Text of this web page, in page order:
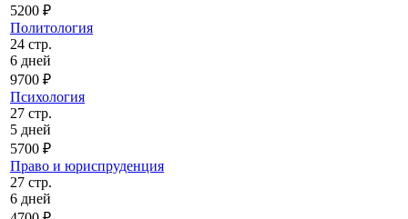
5200 ₽
Политология
24 стр.
6 дней
9700 ₽
Психология
27 стр.
5 дней
5700 ₽
Право и юриспруденция
27 стр.
6 дней